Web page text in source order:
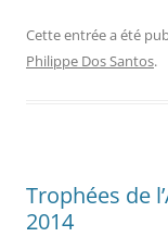
Cette entrée a été
Philippe Dos Santos.
Trophées de
2014